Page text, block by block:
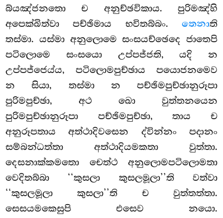
බ්යඤ්ජනතො ච අනුච්ඡවිකාය. පුරිමඤ්හි
අපෙක්ඛිත්වා පච්ඡිමාය භවිතබ්බං. තෙනාති
තස්මා. යස්මා අනුලොමෙ සංසයච්ඡෙදෙ ජාතෙපි
පටිලොමෙ සංසයො උප්පජ්ජති, යදි න
උප්පජ්ජෙය්ය, පටිලොමපුච්ඡාය පයොජනමෙව
න සියා, තස්මා න පච්ඡිමපුච්ඡානුරූපා
පුරිමපුච්ඡා, අථ ඛො වුත්තනයෙන
පුරිමපුච්ඡානුරූපා පච්ඡිමපුච්ඡා, තාය ච
අනුරූපතාය අත්ථාදිවසෙන ද්වින්නං පදානං
සම්බන්ධත්තා අත්ථාදියමකතා වුත්තා.
දෙසනාක්කමතො චෙත්ථ අනුලොමපටිලොමතා
වෙදිතබ්බා ‘‘කුසලා කුසලමූලා’’ති වත්වා
‘‘කුසලමූලා කුසලා’’ති ච වුත්තත්තා.
සෙසයමකෙසුපි එසෙව නයො.